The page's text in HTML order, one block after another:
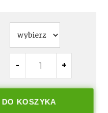
- +
DO KOSZYKA